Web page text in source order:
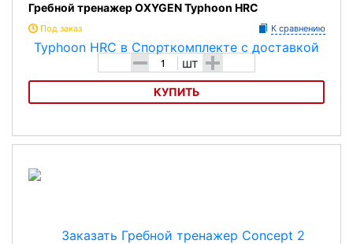
Гребной тренажер OXYGEN Typhoon HRC
Под заказ К сравнению
- шт +
КУПИТЬ
Гребной тренажер OXYGEN Typhoon HRC